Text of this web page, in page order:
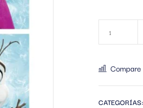
Compare
CATEGORÍAS: